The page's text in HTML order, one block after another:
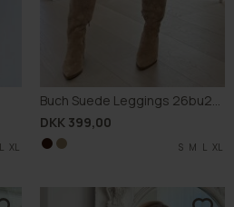
L XL
L XL
Buch Suede Leggings 26bu225
DKK 399,00
S M L XL
S M L XL